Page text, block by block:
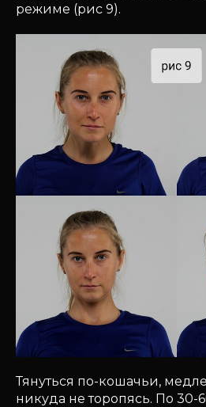
режиме (рис 9).
Тянуться по-кошачьи,
никуда не торопясь. По 30-